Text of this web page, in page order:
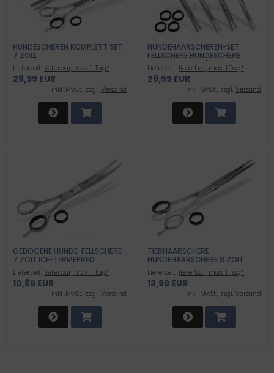
HUNDESCHEREN KOMPLETT SET
7 ZOLL
Lieferzeit: lieferbar, max. 1 Tag*
28,99 EUR
inkl .MwSt., zzgl. Versand
HUNDEHAARSCHEREN-SET
FELLSCHERE HUNDESCHERE
HAARSCHEREN FÜR HUNDE 4-
TEILIG
Lieferzeit: lieferbar, max. 1 Tag*
28,99 EUR
inkl .MwSt., zzgl. Versand
GEBOGENE HUNDE-FELLSCHERE
7 ZOLL ICE-TERMEPRED
EDELSTAHL
Lieferzeit: lieferbar, max. 1 Tag*
10,89 EUR
inkl .MwSt., zzgl. Versand
TIERHAARSCHERE
HUNDEHAARSCHERE 8 ZOLL
Lieferzeit: lieferbar, max. 1 Tag*
13,99 EUR
inkl .MwSt., zzgl. Versand